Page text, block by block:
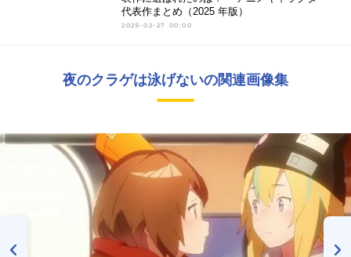
代表作まとめ（2025 年版）
2025-02-27 00:00
夜のクラゲは泳げないの関連画像集